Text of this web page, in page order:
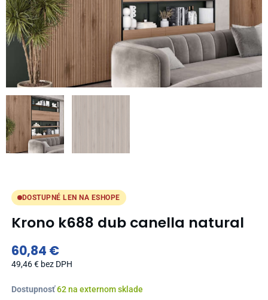
DOSTUPNÉ LEN NA ESHOPE
Krono k688 dub canella natural
60,84 €
49,46€ bez DPH
Dostupnosť62 na externom sklade
množstvo